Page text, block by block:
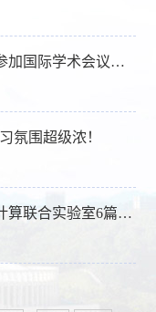
深北莫语言系多名硕士研究生参加国际学术会议并获高度评价
氛围超级浓！
深北莫粤港澳情感智能与普适计算联合实验室6篇论文入选2025国际人工智能顶级会议AAAI